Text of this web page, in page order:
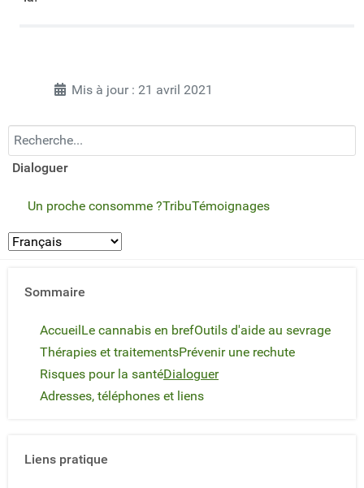
Mis à jour : 21 avril 2021
Recherchez...
Dialoguer
Un proche consomme ?TribuTémoignages
Sommaire
AccueilLe cannabis en brefOutils d'aide au sevrage
Thérapies et traitementsPrévenir une rechute
Risques pour la santéDialoguer
Adresses, téléphones et liens
Liens pratique